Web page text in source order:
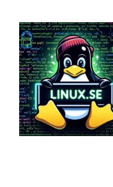
innehåll